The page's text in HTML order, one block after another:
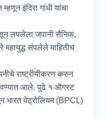
इंदिरा गांधी यांचा
लपलेला जपानी सैनिक,
महायुद्ध संपलेले माहितीच
राष्ट्रीयीकरण करुन
आले. पुढे १ ऑगस्ट
भारत पेट्रोलियम (BPCL)